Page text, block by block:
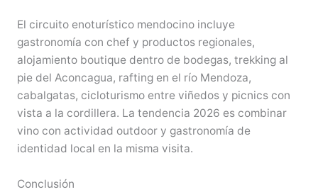
El circuito enoturístico mendocino incluye
gastronomía con chef y productos regionales,
alojamiento boutique dentro de bodegas, trekking al
pie del Aconcagua, rafting en el río Mendoza,
cabalgatas, cicloturismo entre viñedos y picnics con
vista a la cordillera. La tendencia 2026 es combinar
vino con actividad outdoor y gastronomía de
identidad local en la misma visita.
Conclusión